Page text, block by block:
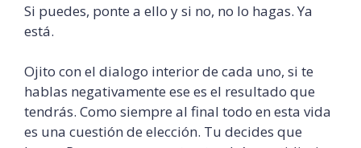
Si puedes, ponte a ello y si no, no lo hagas. Ya
está.
Ojito con el dialogo interior de cada uno, si te
hablas negativamente ese es el resultado que
tendrás. Como siempre al final todo en esta vida
es una cuestión de elección. Tu decides que